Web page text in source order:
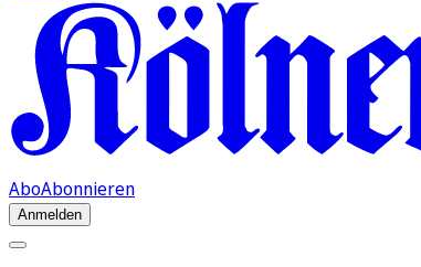
AboAbonnieren
Anmelden